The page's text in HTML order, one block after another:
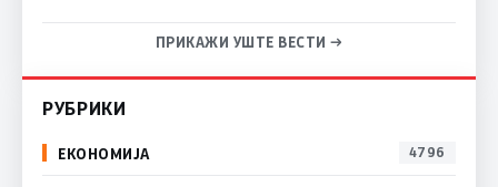
ПРИКАЖИ УШТЕ ВЕСТИ →
РУБРИКИ
ЕКОНОМИЈА 4796